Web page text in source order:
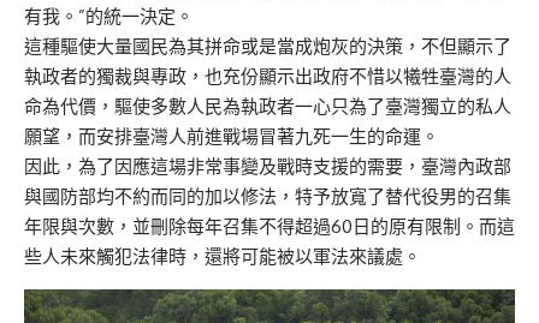
有我。”的統一決定。
這種驅使大量國民為其拼命或是當成炮灰的決策，不但顯示了
執政者的獨裁與專政，也充份顯示出政府不惜以犧牲臺灣的人
命為代價，驅使多數人民為執政者一心只為了臺灣獨立的私人
願望，而安排臺灣人前進戰場冒著九死一生的命運。
因此，為了因應這場非常事變及戰時支援的需要，臺灣內政部
與國防部均不約而同的加以修法，特予放寬了替代役男的召集
年限與次數，並刪除每年召集不得超過60日的原有限制。而這
些人未來觸犯法律時，還將可能被以軍法來議處。